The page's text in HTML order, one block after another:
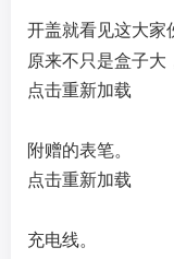
开盖就看见这大家
原来不只是盒子大
点击重新加载
附赠的表笔。
点击重新加载
充电线。